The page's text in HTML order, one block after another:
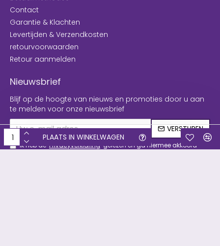
PLAATS IN WINKELWAGEN
Contact
Garantie & Klachten
Levertijden & Verzendkosten
retourvoorwaarden
Retour aanmelden
Nieuwsbrief
Blijf op de hoogte van nieuws en promoties door u aan
te melden voor onze nieuwsbrief
VERSTUREN
Ik heb de Privacyverklaring gelezen en ga hiermee akkoord